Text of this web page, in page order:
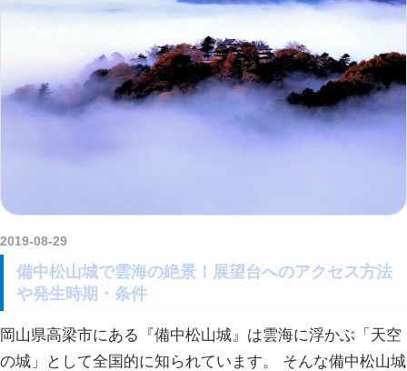
2019-08-29
備中松山城で雲海の絶景！展望台へのアクセス方法
や発生時期・条件
岡山県高梁市にある『備中松山城』は雲海に浮かぶ「天空
の城」として全国的に知られています。 そんな備中松山城